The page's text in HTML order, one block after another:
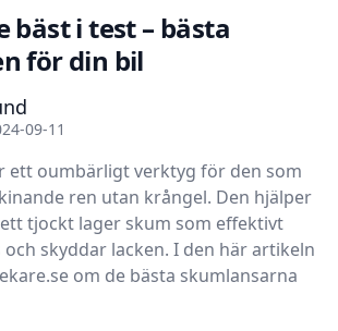
bäst i test – bästa
för din bil
09-11
ett oumbärligt verktyg för den som
ren utan krångel. Den hjälper
tjockt lager skum som effektivt
skyddar lacken. I den här artikeln
om de bästa skumlansarna